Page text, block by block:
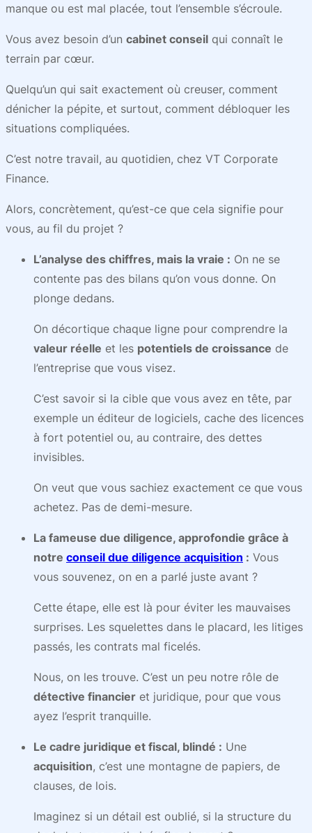
manque ou est mal placée, tout l’ensemble s’écroule.
Vous avez besoin d’un cabinet conseil qui connaît le
terrain par cœur.
Quelqu’un qui sait exactement où creuser, comment
dénicher la pépite, et surtout, comment débloquer les
situations compliquées.
C’est notre travail, au quotidien, chez VT Corporate
Finance.
Alors, concrètement, qu’est-ce que cela signifie pour
vous, au fil du projet ?
L’analyse des chiffres, mais la vraie : On ne se
contente pas des bilans qu’on vous donne. On
plonge dedans.
On décortique chaque ligne pour comprendre la
valeur réelle et les potentiels de croissance de
l’entreprise que vous visez.
C’est savoir si la cible que vous avez en tête, par
exemple un éditeur de logiciels, cache des licences
à fort potentiel ou, au contraire, des dettes
invisibles.
On veut que vous sachiez exactement ce que vous
achetez. Pas de demi-mesure.
La fameuse due diligence, approfondie grâce à
notre conseil due diligence acquisition : Vous
vous souvenez, on en a parlé juste avant ?
Cette étape, elle est là pour éviter les mauvaises
surprises. Les squelettes dans le placard, les litiges
passés, les contrats mal ficelés.
Nous, on les trouve. C’est un peu notre rôle de
détective financier et juridique, pour que vous
ayez l’esprit tranquille.
Le cadre juridique et fiscal, blindé : Une
acquisition, c’est une montagne de papiers, de
clauses, de lois.
Imaginez si un détail est oublié, si la structure du